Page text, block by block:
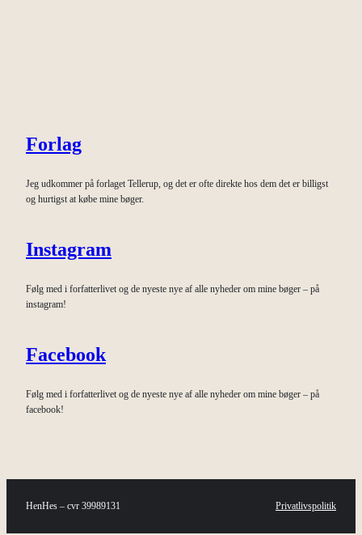
Forlag
Jeg udkommer på forlaget Tellerup, og det er ofte direkte hos dem det er billigst
og hurtigst at købe mine bøger.
Instagram
Følg med i forfatterlivet og de nyeste nye af alle nyheder om mine bøger – på
instagram!
Facebook
Følg med i forfatterlivet og de nyeste nye af alle nyheder om mine bøger – på
facebook!
HenHes – cvr 39989131 Privatlivspolitik